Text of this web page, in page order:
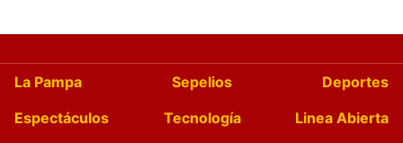
La Pampa Sepelios
Deportes
Espectáculos
Tecnología
Linea Abierta